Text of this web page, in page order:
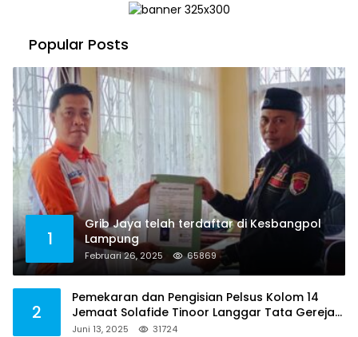
Popular Posts
1
Grib Jaya telah terdaftar di Kesbangpol
Lampung
Februari 26, 2025 65869
2
Pemekaran dan Pengisian Pelsus Kolom 14
Jemaat Solafide Tinoor Langgar Tata Gereja
2021, Toreh : Ini Perbuatan Melawan Hukum
Juni 13, 2025 31724